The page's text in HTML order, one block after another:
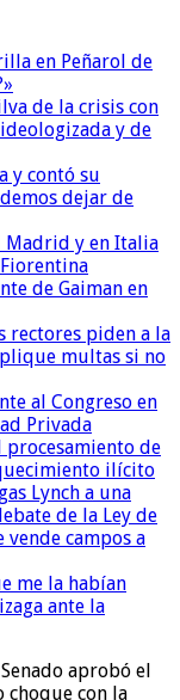
en Peñarol de
de la crisis con
y de
y contó su
dejar de
Madrid y en Italia
de Gaiman en
rectores piden a la
multas si no
al Congreso en
Privada
procesamiento de
ilícito
Lynch a una
de la Ley de
campos a
me la habían
ante la
aprobó el
choque con la